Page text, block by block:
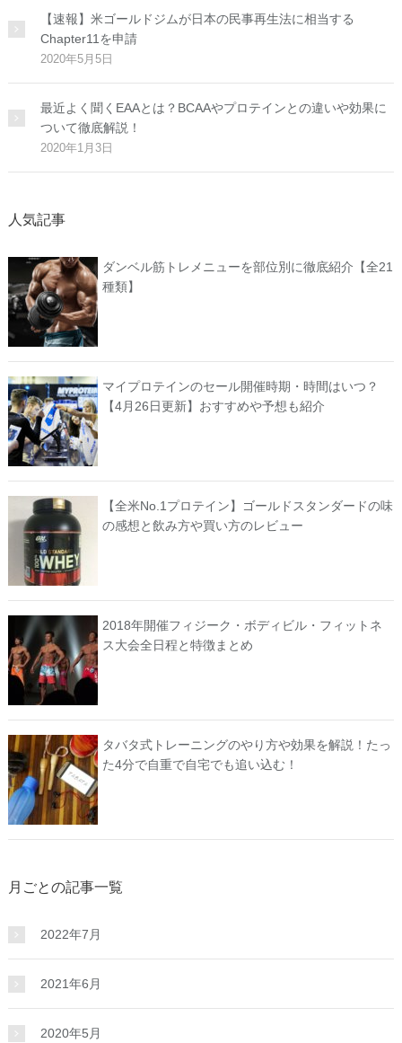
【速報】米ゴールドジムが日本の民事再生法に相当する
Chapter11を申請
2020年5月5日
最近よく聞くEAAとは？BCAAやプロテインとの違いや効果に
ついて徹底解説！
2020年1月3日
人気記事
ダンベル筋トレメニューを部位別に徹底紹介【全21
種類】
マイプロテインのセール開催時期・時間はいつ？
【4月26日更新】おすすめや予想も紹介
【全米No.1プロテイン】ゴールドスタンダードの味
の感想と飲み方や買い方のレビュー
2018年開催フィジーク・ボディビル・フィットネ
ス大会全日程と特徴まとめ
タバタ式トレーニングのやり方や効果を解説！たっ
た4分で自重で自宅でも追い込む！
月ごとの記事一覧
2022年7月
2021年6月
2020年5月